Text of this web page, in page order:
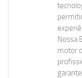
Nossa
motor